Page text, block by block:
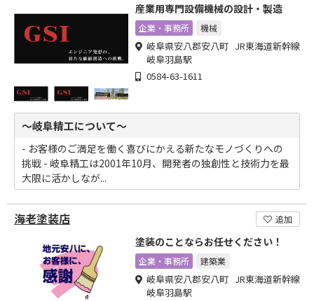
産業用専門設備機械の設計・製造
企業・事務所 機械
岐阜県安八郡安八町 JR東海道新幹線
岐阜羽島駅
0584-63-1611
～岐阜精工について～
- お客様のご満足を働く喜びにかえる新たなモノづくりへの
挑戦 - 岐阜精工は2001年10月、開発者の独創性と技術力を最
大限に活かしなが...
海老塗装店 追加
塗装のことならお任せください！
企業・事務所 建築業
岐阜県安八郡安八町 JR東海道新幹線
岐阜羽島駅